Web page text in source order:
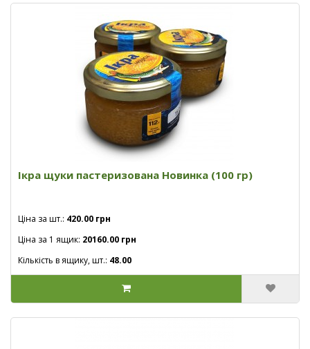
Ікра щуки пастеризована Новинка (100 гр)
Ціна за шт.: 420.00 грн
Ціна за 1 ящик: 20160.00 грн
Кількість в ящику, шт.: 48.00